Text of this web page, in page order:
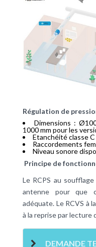
Régulation de
Dimensions :
1000 mm pour les
Etanchéité classe C
Raccordements
Niveau sonore
Principe de
Le RCPS au
antenne pour que
adéquate. Le RCVS à
à la reprise par lecture
DEMANDE